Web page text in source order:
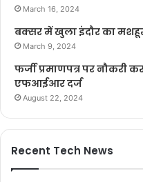
March 16, 2024
बक्सर में खुला इंदौर का
March 9, 2024
फर्जी प्रमाणपत्र पर नौकरी
एफआईआर दर्ज
August 22, 2024
Recent Tech News